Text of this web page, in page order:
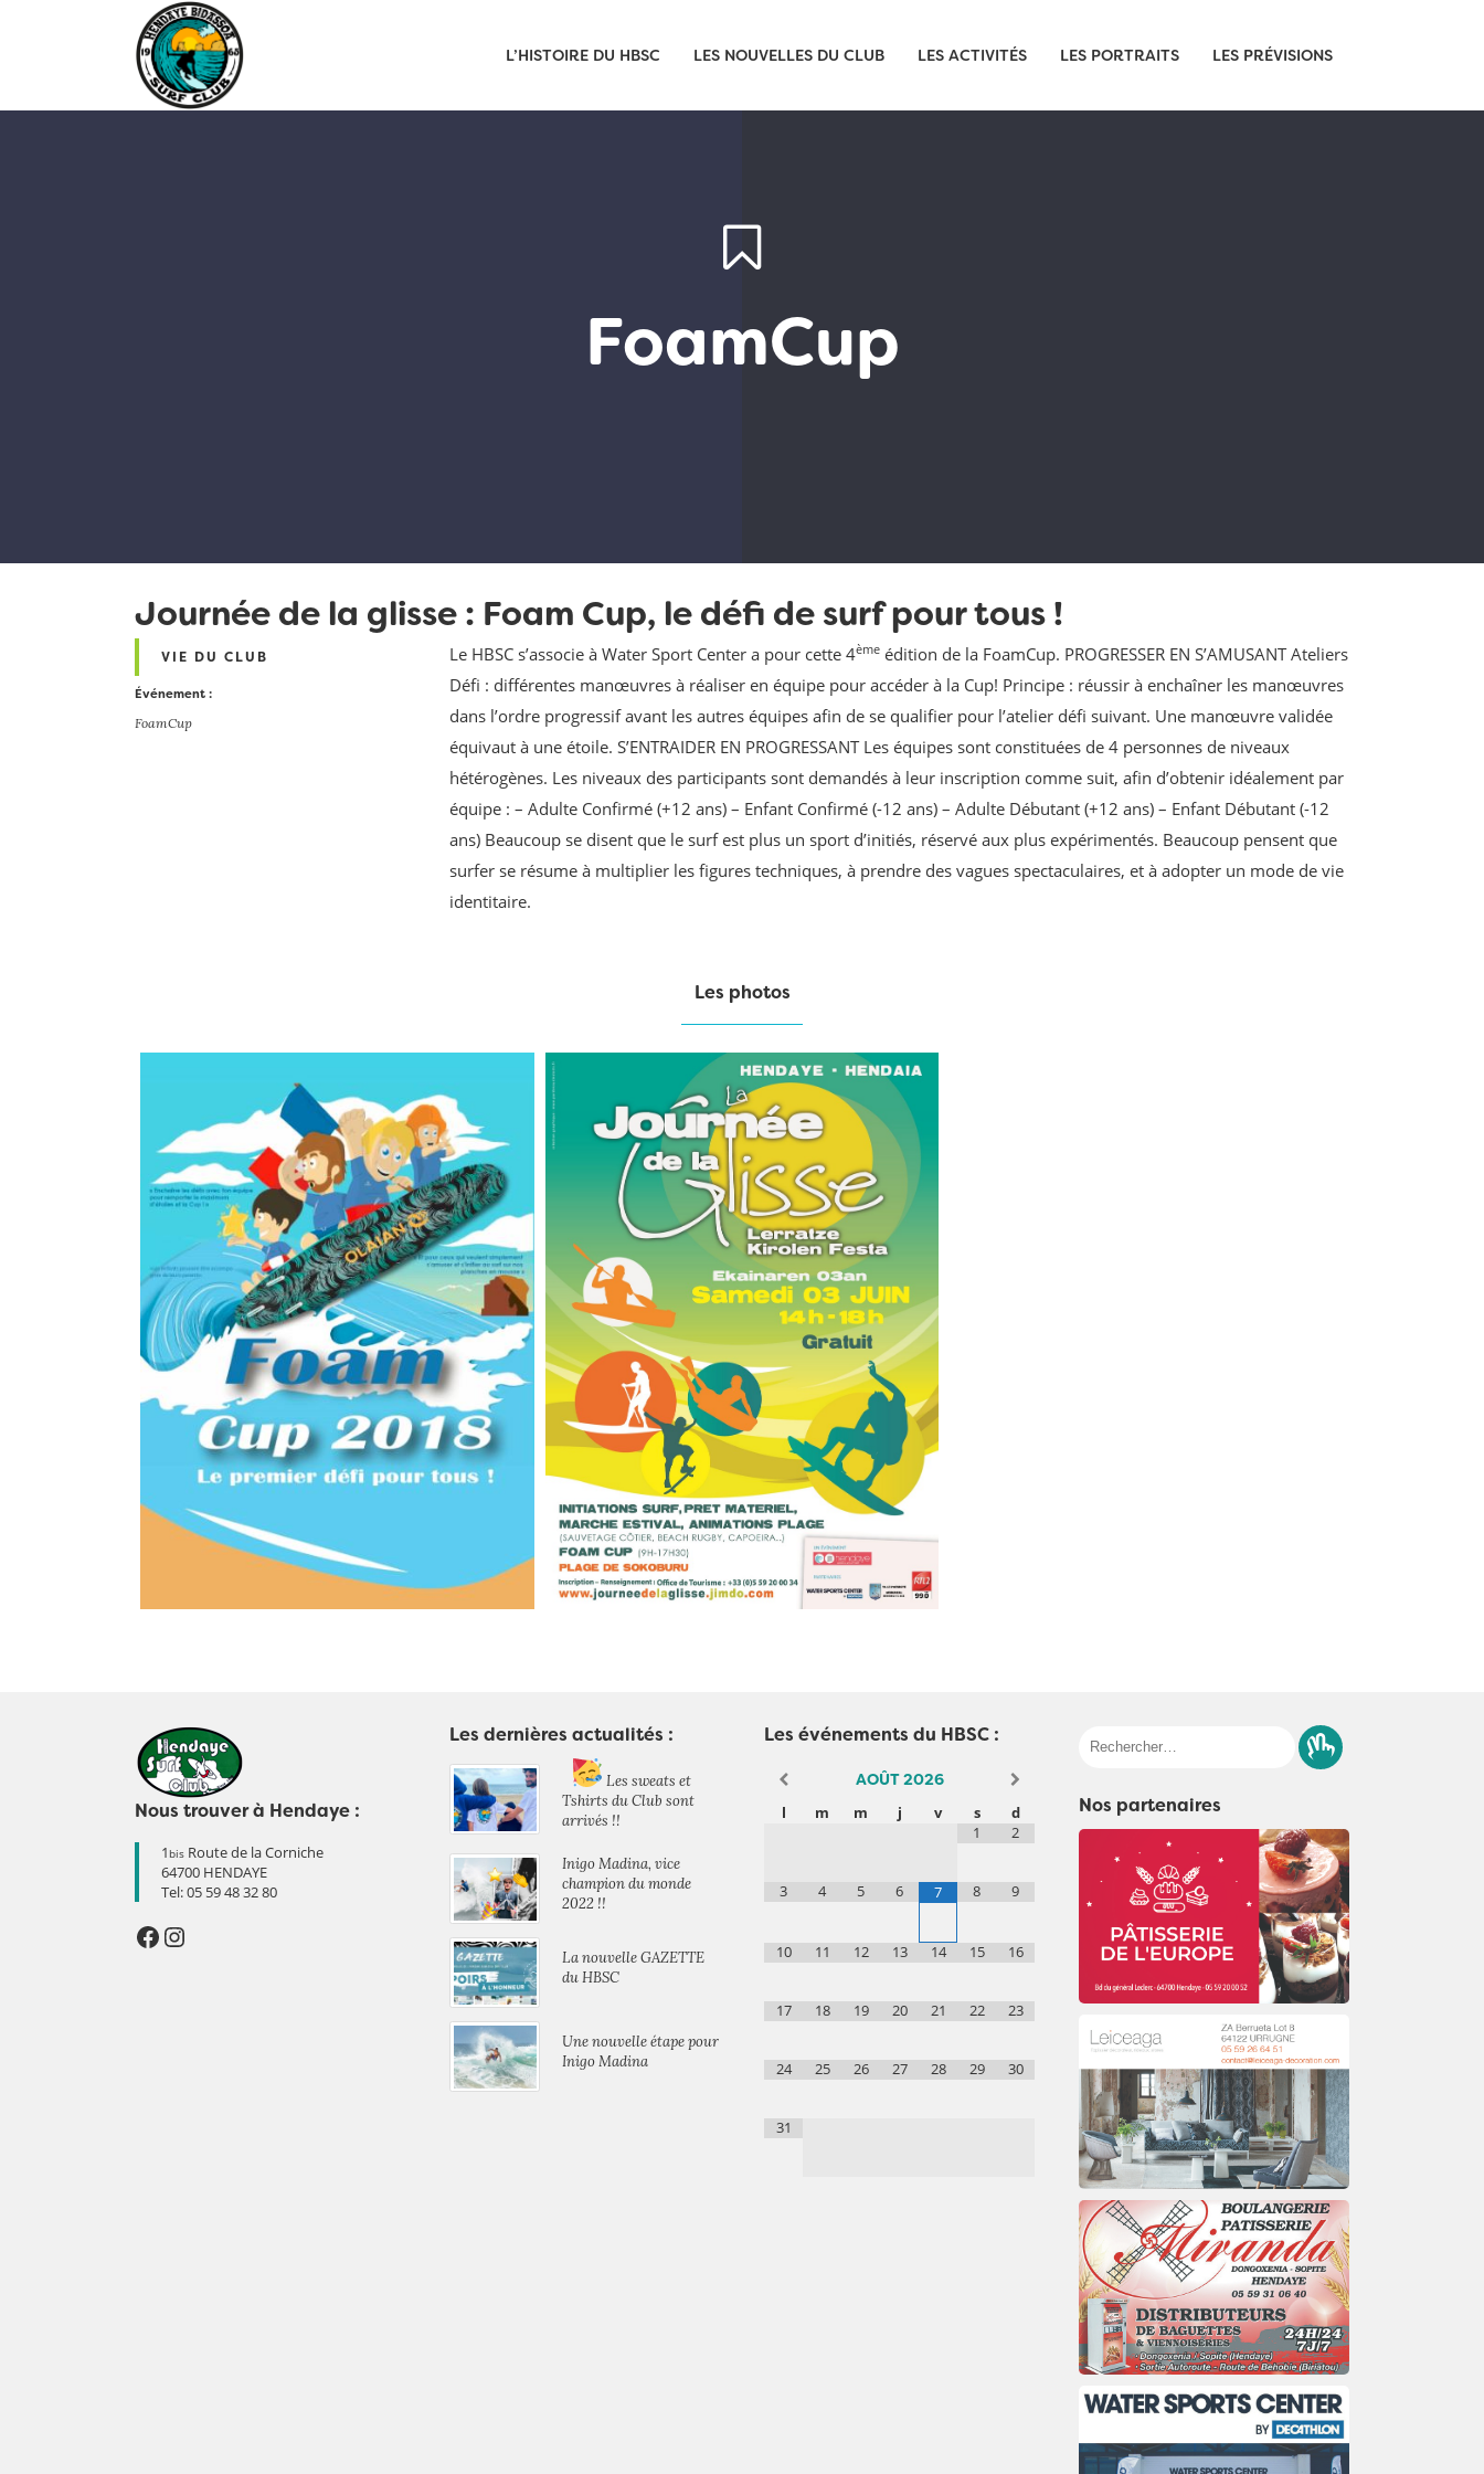
L’HISTOIRE DU HBSC LES NOUVELLES DU CLUB LES ACTIVITÉS LES PORTRAITS LES PRÉVISIONS
FoamCup
Journée de la glisse : Foam Cup, le défi de surf pour tous !
VIE DU CLUB
Événement :
FoamCup
Le HBSC s’associe à Water Sport Center a pour cette 4ème édition de la FoamCup. PROGRESSER EN S’AMUSANT Ateliers
Défi : différentes manœuvres à réaliser en équipe pour accéder à la Cup! Principe : réussir à enchaîner les manœuvres
dans l’ordre progressif avant les autres équipes afin de se qualifier pour l’atelier défi suivant. Une manœuvre validée
équivaut à une étoile. S’ENTRAIDER EN PROGRESSANT Les équipes sont constituées de 4 personnes de niveaux
hétérogènes. Les niveaux des participants sont demandés à leur inscription comme suit, afin d’obtenir idéalement par
équipe : – Adulte Confirmé (+12 ans) – Enfant Confirmé (-12 ans) – Adulte Débutant (+12 ans) – Enfant Débutant (-12
ans) Beaucoup se disent que le surf est plus un sport d’initiés, réservé aux plus expérimentés. Beaucoup pensent que
surfer se résume à multiplier les figures techniques, à prendre des vagues spectaculaires, et à adopter un mode de vie
identitaire.
Les photos
Nous trouver à Hendaye :
1bis Route de la Corniche
64700 HENDAYE
Tel:05 59 48 32 80
Facebook
Instagram
Les dernières actualités :
Les sweats et
Tshirts du Club sont
arrivés !!
Inigo Madina, vice
champion du monde
2022 !!
La nouvelle GAZETTE
du HBSC
Une nouvelle étape pour
Inigo Madina
Les événements du HBSC :
AOÛT2026
l
m m j v s
d
1
2
3 4 5 6 7 8 9
10 11 12 13 14 15 16
17 18 19 20 21 22 23
24 25 26 27 28 29 30
31
Nos partenaires